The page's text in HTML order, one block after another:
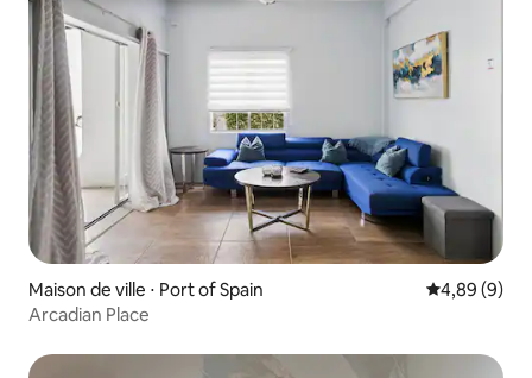
Maison de ville ⋅ Port of Spain Évaluation
4,89 (9)
Arcadian Place